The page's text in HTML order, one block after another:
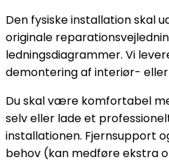
Den fysiske installation skal
originale
ledningsdiagrammer. Vi
demontering af interiør-
Du skal være komfortabel
selv eller lade et
installationen. Fjernsupport
behov (kan medføre ekstra